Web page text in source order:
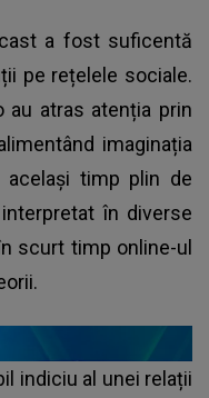
a fost suficentă
pe rețelele sociale.
au atras atenția prin
imaginația
același timp plin de
în diverse
scurt timp online-ul
indiciu al unei relații